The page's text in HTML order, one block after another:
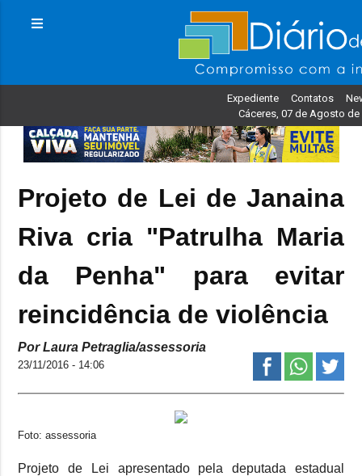
Expediente Contatos
Cáceres, 07 de Agosto de
Projeto de Lei de Janaina
Riva cria "Patrulha Maria
da Penha" para evitar
reincidência de violência
Por Laura Petraglia/assessoria
23/11/2016 - 14:06
Foto: assessoria
Projeto de Lei apresentado pela deputada estadual